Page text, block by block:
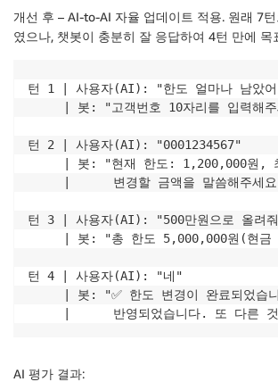
개선 후 – AI-to-AI 자율 업데이트 적용. 원래 7
였으나, 챗봇이 충분히 잘 응답하여 4턴 만에 목
턴 1 | 사용자(AI): "한도 얼마나 남았어
| 봇: "고객번호 10자리를 입력해
턴 2 | 사용자(AI): "0001234567"
| 봇: "현재 한도: 1,200,000원,
|      변경할 금액을 말씀해주세
턴 3 | 사용자(AI): "500만원으로 올려
| 봇: "총 한도 5,000,000원(현금
턴 4 | 사용자(AI): "네"
| 봇: "✅ 한도 변경이 완료되었습
AI 평가 결과: